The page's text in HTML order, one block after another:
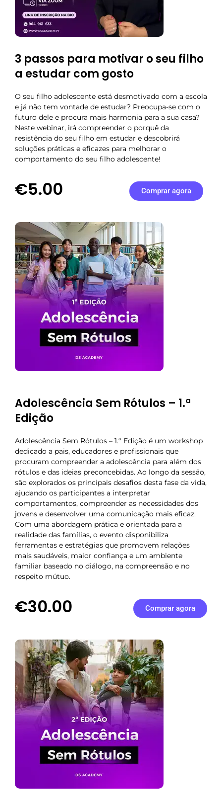
3 passos para motivar o seu filho
a estudar com gosto
O seu filho adolescente está desmotivado com a escola
e já não tem vontade de estudar? Preocupa-se com o
futuro dele e procura mais harmonia para a sua casa?
Neste webinar, irá compreender o porquê da
resistência do seu filho em estudar e descobrirá
soluções práticas e eficazes para melhorar o
comportamento do seu filho adolescente!
€5.00 Comprar agora
Adolescência Sem Rótulos – 1.ª
Edição
Adolescência Sem Rótulos – 1.ª Edição é um workshop
dedicado a pais, educadores e profissionais que
procuram compreender a adolescência para além dos
rótulos e das ideias preconcebidas. Ao longo da sessão,
são explorados os principais desafios desta fase da vida,
ajudando os participantes a interpretar
comportamentos, compreender as necessidades dos
jovens e desenvolver uma comunicação mais eficaz.
Com uma abordagem prática e orientada para a
realidade das famílias, o evento disponibiliza
ferramentas e estratégias que promovem relações
mais saudáveis, maior confiança e um ambiente
familiar baseado no diálogo, na compreensão e no
respeito mútuo.
€30.00 Comprar agora